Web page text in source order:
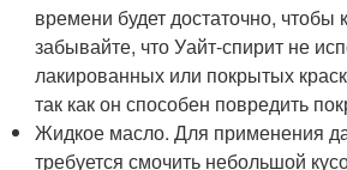
времени будет достаточно,
забывайте, что Уайт-спирит не
лакированных или покрытых
так как он способен повредить
Жидкое масло. Для применения
требуется смочить небольшой